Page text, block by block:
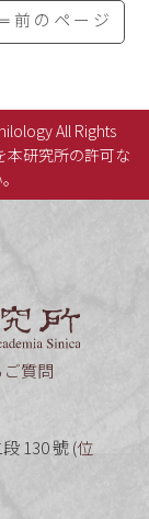
のページ
All Rights
本研究所の許可な
質問
130 號 (位